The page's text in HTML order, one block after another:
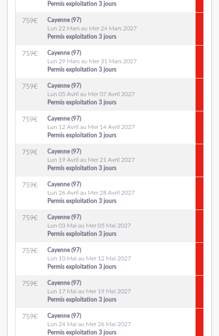
Permis exploitation 3 jours
759€
Cayenne (97)
Lun 22 Mars au Mer 24 Mars 2027
Permis exploitation 3 jours
759€
Cayenne (97)
Lun 29 Mars au Mer 31 Mars 2027
Permis exploitation 3 jours
759€
Cayenne (97)
Lun 05 Avril au Mer 07 Avril 2027
Permis exploitation 3 jours
759€
Cayenne (97)
Lun 12 Avril au Mer 14 Avril 2027
Permis exploitation 3 jours
759€
Cayenne (97)
Lun 19 Avril au Mer 21 Avril 2027
Permis exploitation 3 jours
759€
Cayenne (97)
Lun 26 Avril au Mer 28 Avril 2027
Permis exploitation 3 jours
759€
Cayenne (97)
Lun 03 Mai au Mer 05 Mai 2027
Permis exploitation 3 jours
759€
Cayenne (97)
Lun 10 Mai au Mer 12 Mai 2027
Permis exploitation 3 jours
759€
Cayenne (97)
Lun 17 Mai au Mer 19 Mai 2027
Permis exploitation 3 jours
759€
Cayenne (97)
Lun 24 Mai au Mer 26 Mai 2027
Permis exploitation 3 jours